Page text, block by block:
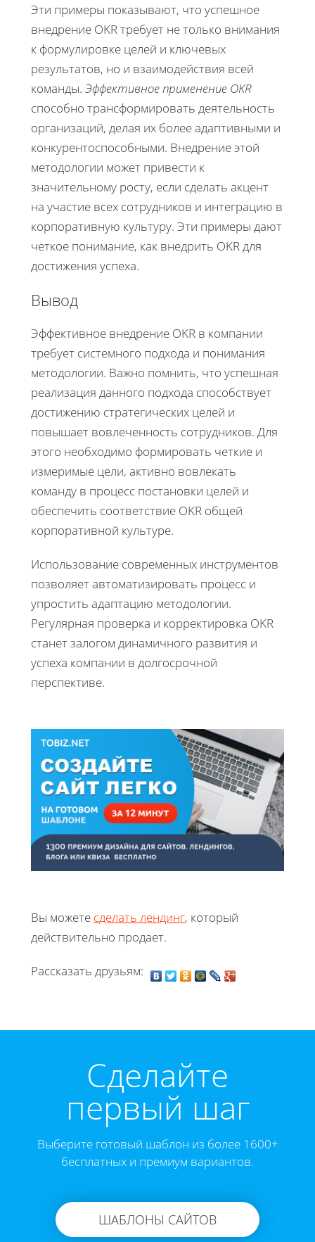
Эти примеры показывают, что успешное
внедрение OKR требует не только внимания
к формулировке целей и ключевых
результатов, но и взаимодействия всей
команды. Эффективное применение OKR
способно трансформировать деятельность
организаций, делая их более адаптивными и
конкурентоспособными. Внедрение этой
методологии может привести к
значительному росту, если сделать акцент
на участие всех сотрудников и интеграцию в
корпоративную культуру. Эти примеры дают
четкое понимание, как внедрить OKR для
достижения успеха.
Вывод
Эффективное внедрение OKR в компании
требует системного подхода и понимания
методологии. Важно помнить, что успешная
реализация данного подхода способствует
достижению стратегических целей и
повышает вовлеченность сотрудников. Для
этого необходимо формировать четкие и
измеримые цели, активно вовлекать
команду в процесс постановки целей и
обеспечить соответствие OKR общей
корпоративной культуре.
Использование современных инструментов
позволяет автоматизировать процесс и
упростить адаптацию методологии.
Регулярная проверка и корректировка OKR
станет залогом динамичного развития и
успеха компании в долгосрочной
перспективе.
Вы можете сделать лендинг, который
действительно продает.
Рассказать друзьям:
Cделайте
первый шаг
Выберите готовый шаблон из более 1600+
бесплатных и премиум вариантов.
ШАБЛОНЫ САЙТОВ